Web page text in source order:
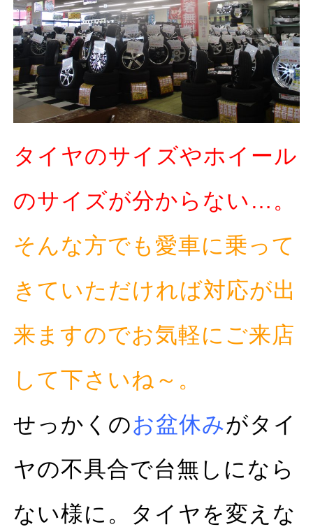
タイヤのサイズやホイール
のサイズが分からない…。
そんな方でも愛車に乗って
きていただければ対応が出
来ますのでお気軽にご来店
して下さいね～。
せっかくのお盆休みがタイ
ヤの不具合で台無しになら
ない様に。タイヤを変えな